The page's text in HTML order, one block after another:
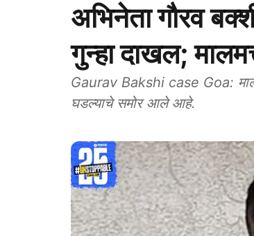
अभिनेता गौरव
गुन्हा दाखल;
Gaurav Bakshi case Goa:
घडल्याचे समोर आले आहे.